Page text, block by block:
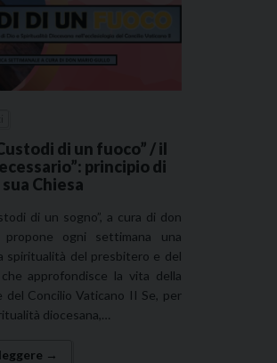
di un fuoco” / il
principio di
Chiesa
di un sogno”, a cura di don
ogni settimana una
spiritualità del presbitero e del
approfondisce la vita della
del Concilio Vaticano II Se, per
diocesana,…
→